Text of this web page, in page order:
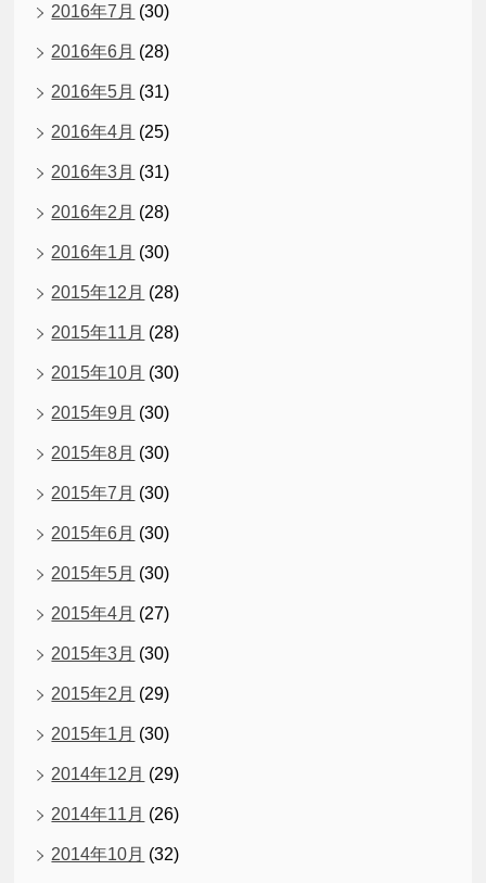
2016年7月 (30)
2016年6月 (28)
2016年5月 (31)
2016年4月 (25)
2016年3月 (31)
2016年2月 (28)
2016年1月 (30)
2015年12月 (28)
2015年11月 (28)
2015年10月 (30)
2015年9月 (30)
2015年8月 (30)
2015年7月 (30)
2015年6月 (30)
2015年5月 (30)
2015年4月 (27)
2015年3月 (30)
2015年2月 (29)
2015年1月 (30)
2014年12月 (29)
2014年11月 (26)
2014年10月 (32)